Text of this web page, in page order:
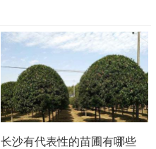
长沙有代表性的苗圃有哪些